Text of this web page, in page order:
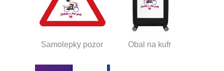
Samolepky pozor Obal na kufr